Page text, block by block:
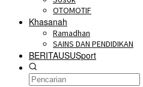
OTOMOTIF
Khasanah
Ramadhan
SAINS DAN PENDIDIKAN
BERITAUSUSport